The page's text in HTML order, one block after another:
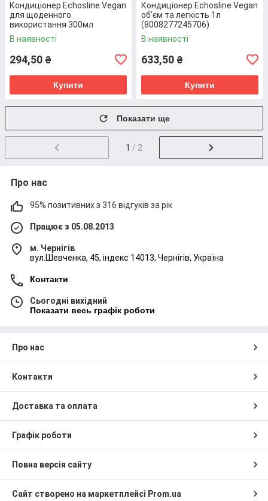
ВЕЛИКИЙ ВИБІР
Своїм клієнтам пропонуємо маски для волосся, а
лаки, кондиціонери, спреї, флюід
різноманітному асортименті від виробників, які
добре зарекомендували себе на ринку. Позиції в
каталозі постійно оновлюються. У нас лише
ВИГОДИ ДЛЯ ОПТОВИХ ПОКУПЦІВ
Якщо Ви вирішили придбати бальзам для волосся
більше однієї упаковки, для Вас передбачені
НАЯВНІСТЬ ВЛАСНОЇ ТОРГОВОЇ
тім числігелі, пінки, вісквід «Еліта»,виготовленні з
Кондиціонер Echosline Vegan
для щоденного
використання 300мл
(8008277245638)
В наявності
294,50 ₴
Купити
Кондиціонер Echosline Vegan
об'єм та легкість 1л
(8008277245706)
В наявності
633,50 ₴
Купити
Показати ще
1 / 2
Про нас
95% позитивних з 316 відгуків за рік
Працює з 05.08.2013
м. Чернігів
вул.Шевченка, 45, індекс 14013, Чернігів, Україна
Контакти
Сьогодні вихідний
Показати весь графік роботи
Про нас
Контакти
Доставка та оплата
Графік роботи
Повна версія сайту
Сайт створено на маркетплейсі Prom.ua